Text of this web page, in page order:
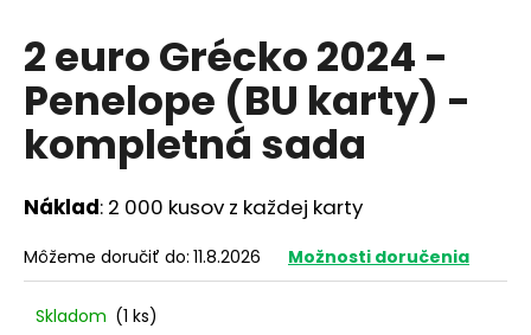
2 euro Grécko 2024 -
Penelope (BU karty) -
kompletná sada
Náklad: 2 000 kusov z každej karty
Môžeme doručiť do: 11.8.2026 Možnosti doručenia
Skladom (1 ks)
j
s
ť
?